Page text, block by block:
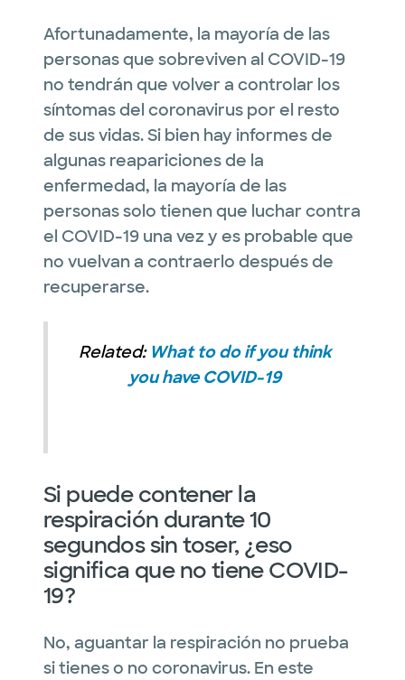
Afortunadamente, la mayoría de las
personas que sobreviven al COVID-19
no tendrán que volver a controlar los
síntomas del coronavirus por el resto
de sus vidas. Si bien hay informes de
algunas reapariciones de la
enfermedad, la mayoría de las
personas solo tienen que luchar contra
el COVID-19 una vez y es probable que
no vuelvan a contraerlo después de
recuperarse.
Related: What to do if you think
you have COVID-19
Si puede contener la
respiración durante 10
segundos sin toser, ¿eso
significa que no tiene COVID-
19?
No, aguantar la respiración no prueba
si tienes o no coronavirus. En este